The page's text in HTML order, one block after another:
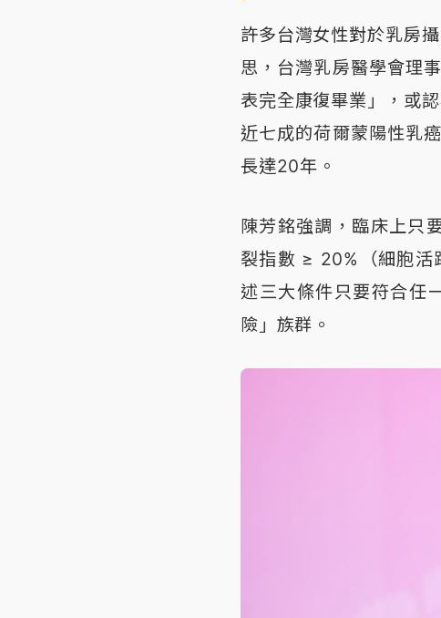
許多台灣女性對於乳房
思，台灣乳房醫學會理
表完全康復畢業」，或
近七成的荷爾蒙陽性乳
長達20年。
陳芳銘強調，臨床上只
裂指數 ≥ 20%（細胞活
述三大條件只要符合任
險」族群。